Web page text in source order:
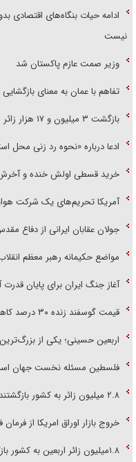
ادامه حیات بنگاه‌های اقتصادی
نیست
وزیر صمت عازم پاکستان شد
تفاهم با عمان به معنای
بازگشت ۳ میلیون و ۱۷ هزار زائر اربعین به کشور
ادعا درباره «نحوه رد زنی محل
خرید قسطی اولش خنده و
آمریکا تحریم‌های یک شرکت
جولان عقابان ایرانی از دفاع
مواضع حکیمانه رهبر معظم
آغاز جنگ ایران برای پایان قدرت
قیمت گوسفند زنده ۳۰ درصد کاهش یافت؛ گوشت ارزان نشد
اربعین حسینی؛ یکی از
فلسطین مسئله نخست جهان
۲.۸ میلیون زائر به کشور بازگشتند
خروج بازار اوراق امریکا از فرمان
۱.۸میلیون زائر اربعین به کشور بازگشتند